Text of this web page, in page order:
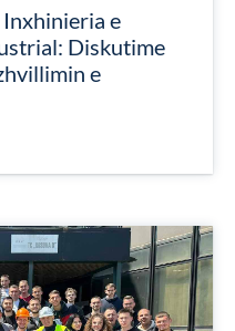
e
Diskutime
e